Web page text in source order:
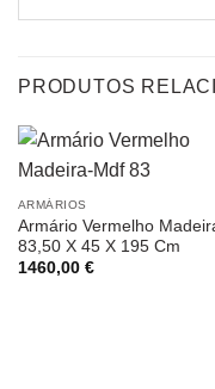
PRODUTOS
ARMÁRIOS
Armário Vermelho
83,50 X 45 X 195 Cm
1460,00 €